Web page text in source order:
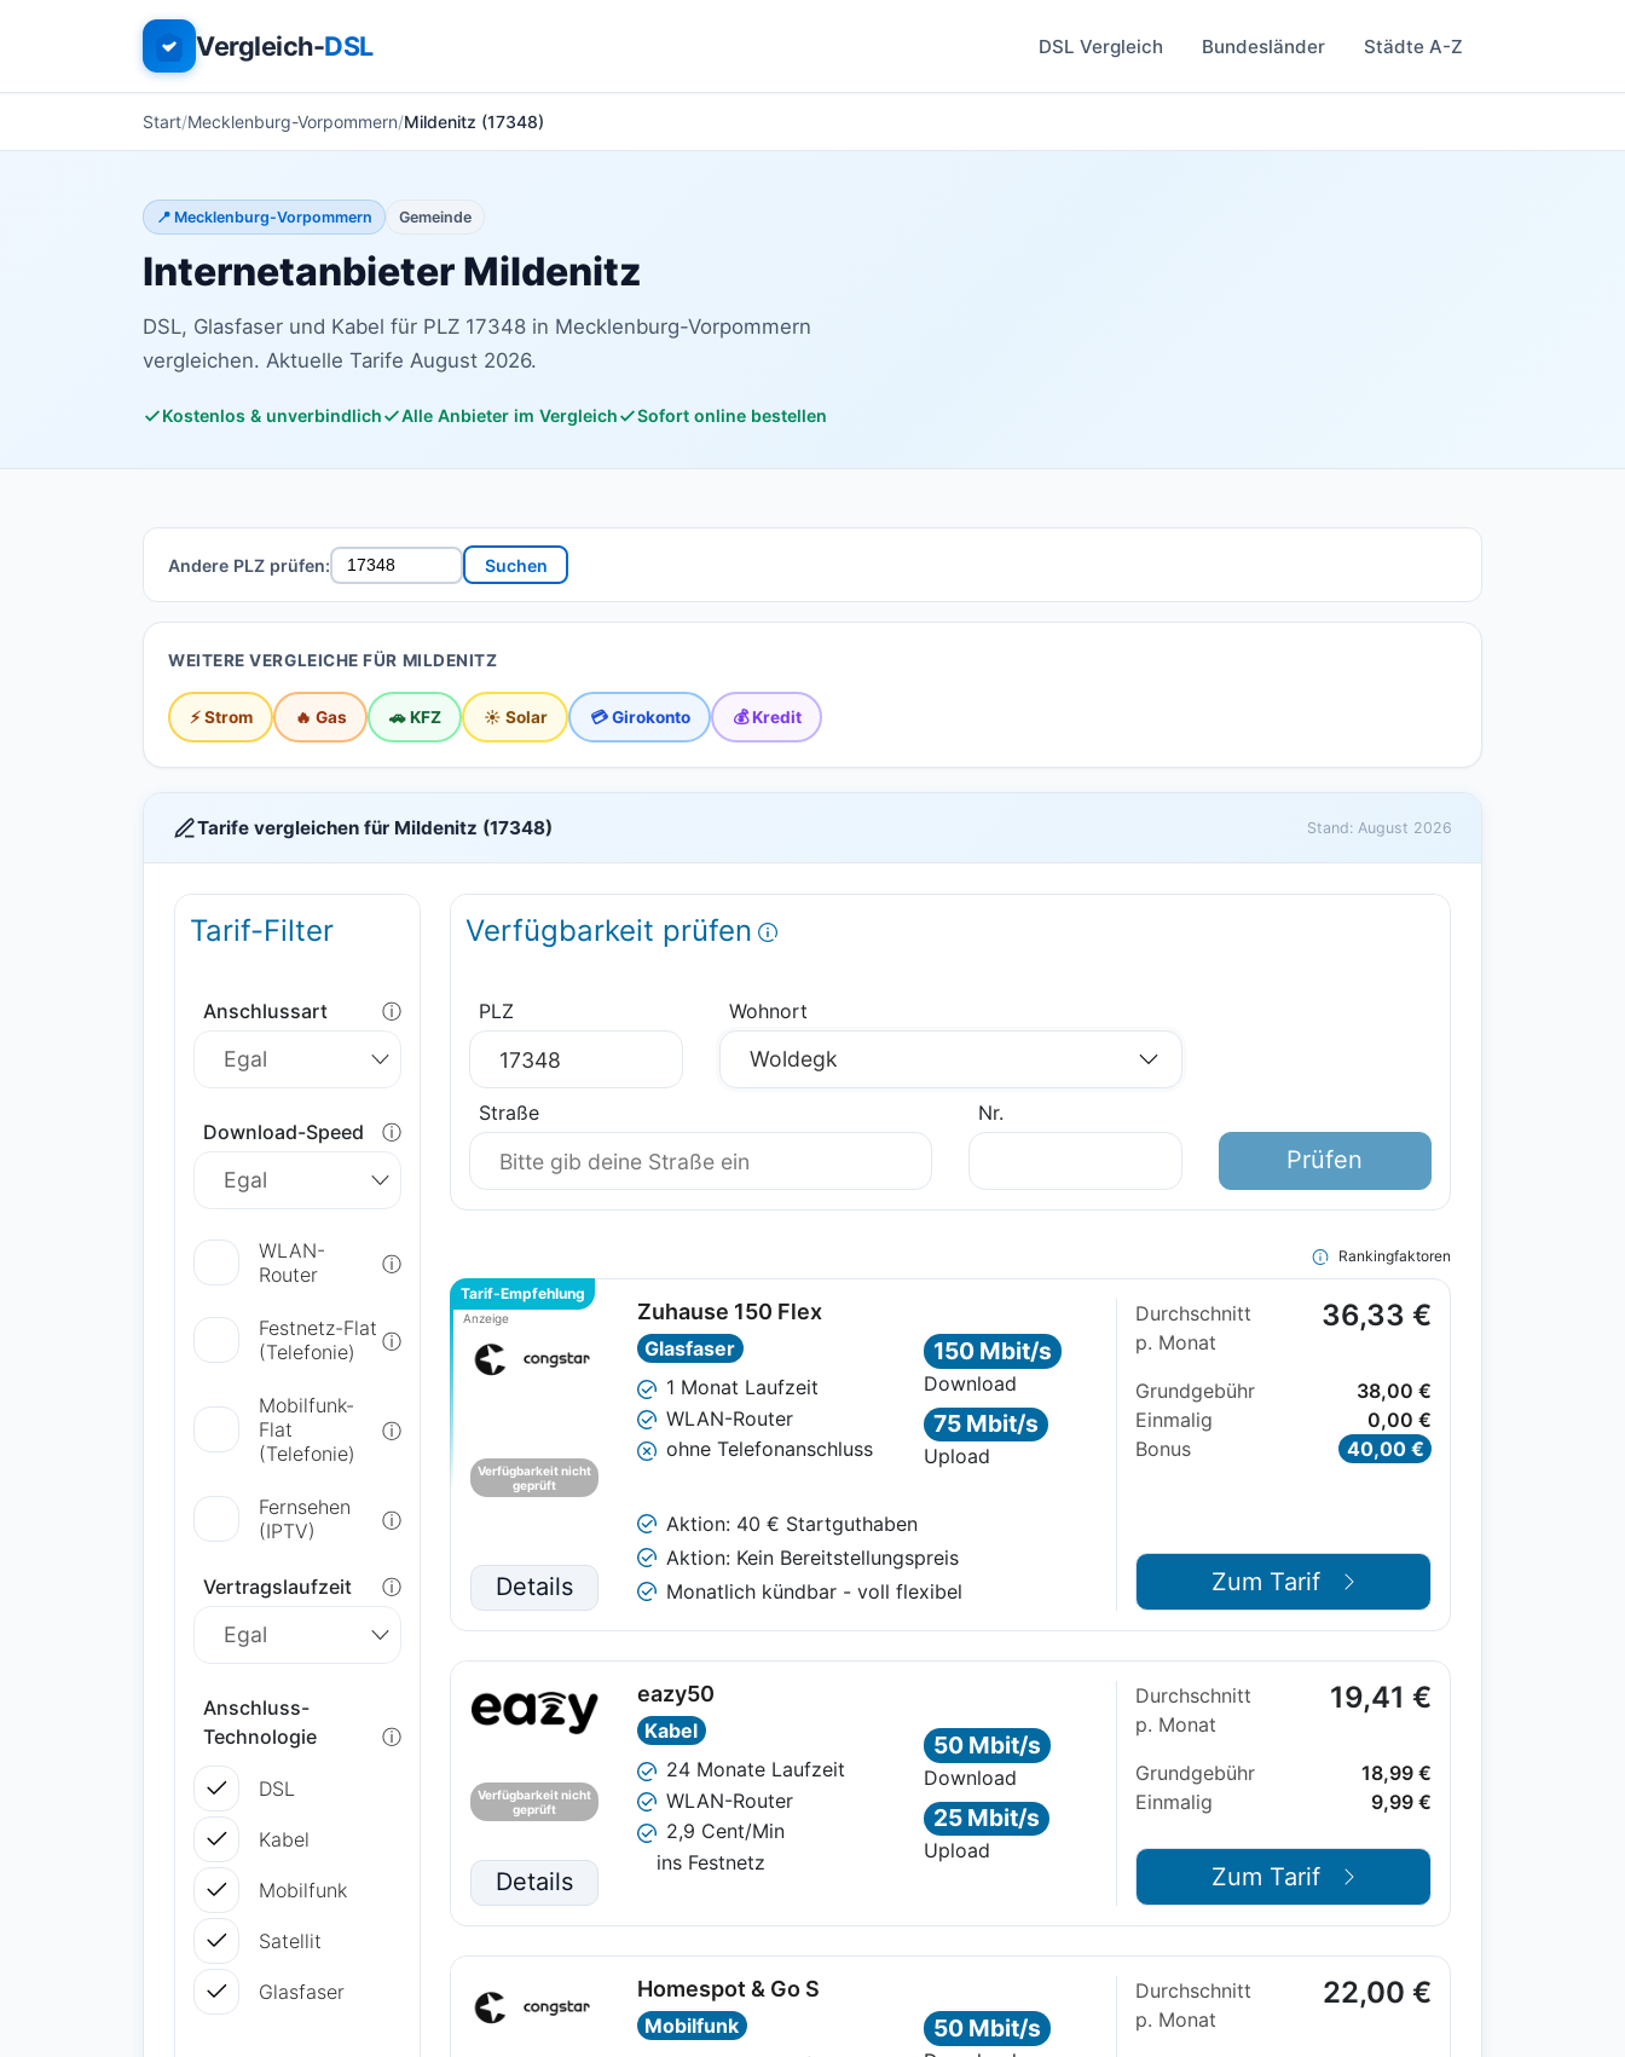
Vergleich-DSL DSL Vergleich Bundesländer Städte A-Z
Start Mecklenburg-Vorpommern Mildenitz (17348)
📍 Mecklenburg-Vorpommern Gemeinde
Internetanbieter Mildenitz
DSL, Glasfaser und Kabel für PLZ 17348 in Mecklenburg-Vorpommern
vergleichen. Aktuelle Tarife August 2026.
Kostenlos & unverbindlich Alle Anbieter im Vergleich Sofort online bestellen
Andere PLZ prüfen: Suchen
WEITERE VERGLEICHE FÜR MILDENITZ
⚡ Strom 🔥 Gas 🚗 KFZ ☀️ Solar 💳 Girokonto 💰 Kredit
Tarife vergleichen für Mildenitz (17348) Stand: August 2026